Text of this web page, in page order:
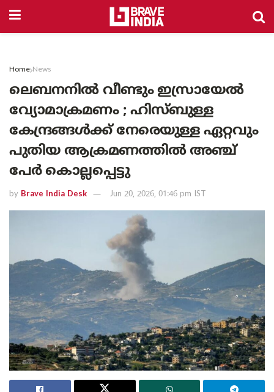
Home News
ലെബനനിൽ വീണ്ടും ഇസ്രായേൽ
വ്യോമാക്രമണം ; ഹിസ്ബുള്ള
കേന്ദ്രങ്ങൾക്ക് നേരെയുള്ള ഏറ്റവും
പുതിയ ആക്രമണത്തിൽ അഞ്ച്
പേർ കൊല്ലപ്പെട്ടു
by Brave India Desk Jun 20, 2026, 01:46 pm IST